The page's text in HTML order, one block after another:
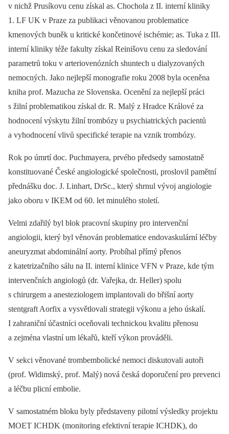
v nichž Prusíkovu cenu získal as. Chochola z II. interní kliniky
1. LF UK v Praze za publikaci věnovanou problematice
kmenových buněk u kritické končetinové ischémie; as. Tuka z III.
interní kliniky téže fakulty získal Reinišovu cenu za sledování
parametrů toku v arteriovenózních shuntech u dialyzovaných
nemocných. Jako nejlepší monografie roku 2008 byla oceněna
kniha prof. Mazucha ze Slovenska. Ocenění za nejlepší práci
s žilní problematikou získal dr. R. Malý z Hradce Králové za
hodnocení výskytu žilní trombózy u psychiatrických pacientů
a vyhodnocení vlivů specifické terapie na vznik trombózy.
Rok po úmrtí doc. Puchmayera, prvého předsedy samostatně
konstituované České angiologické společnosti, proslovil pamětní
přednášku doc. J. Linhart, DrSc., který shrnul vývoj angiologie
jako oboru v IKEM od 60. let minulého století.
Velmi zdařilý byl blok pracovní skupiny pro intervenční
angiologii, který byl věnován problematice endovaskulární léčby
aneuryzmat abdominální aorty. Probíhal přímý přenos
z katetrizačního sálu na II. interní klinice VFN v Praze, kde tým
intervenčních angiologů (dr. Vařejka, dr. Heller) spolu
s chirurgem a anesteziologem implantovali do břišní aorty
stentgraft Aorfix a vysvětlovali strategii výkonu a jeho úskalí.
I zahraniční účastníci oceňovali technickou kvalitu přenosu
a zejména vlastní um lékařů, kteří výkon prováděli.
V sekci věnované trombembolické nemoci diskutovali autoři
(prof. Widimský, prof. Malý) nová česká doporučení pro prevenci
a léčbu plicní embolie.
V samostatném bloku byly představeny pilotní výsledky projektu
MOET ICHDK (monitoring efektivní terapie ICHDK), do